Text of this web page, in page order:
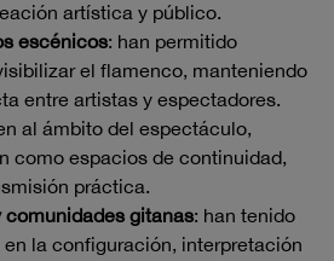
artística y público.
escénicos: han permitido
el flamenco, manteniendo
entre artistas y espectadores.
al ámbito del espectáculo,
como espacios de continuidad,
práctica.
comunidades gitanas: han tenido
la configuración, interpretación